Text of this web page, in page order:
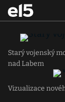
Starý vojenský
nad Labem
Vizualizace